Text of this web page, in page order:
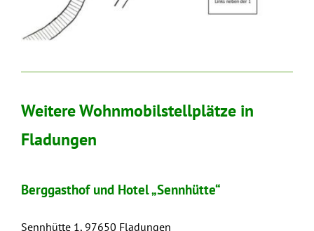
Weitere Wohnmobilstellplätze in
Fladungen
Berggasthof und Hotel „Sennhütte“
Sennhütte 1, 97650 Fladungen